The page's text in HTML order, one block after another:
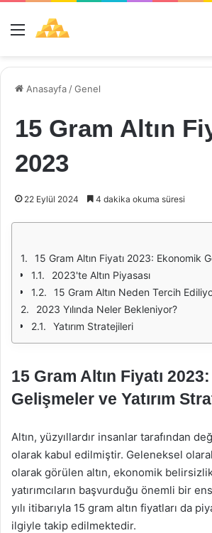
Menü
Anasayfa /Genel
15 Gram Altın
2023
22 Eylül 2024 4 dakika okuma süresi
15 Gram Altın Fiyatı 2023: Ekonomik Gelişmeler
2023'te Altın Piyasası
15 Gram Altın Neden Tercih
2023 Yılında Neler Bekleniyor?
Yatırım Stratejileri
15 Gram Altın Fiyatı
Gelişmeler ve Yatırım
Altın, yüzyıllardır insanlar tarafından
olarak kabul edilmiştir. Geleneksel
olarak görülen altın, ekonomik
yatırımcıların başvurduğu önemli bir
yılı itibarıyla 15 gram altın fiyatları da
ilgiyle takip edilmektedir.